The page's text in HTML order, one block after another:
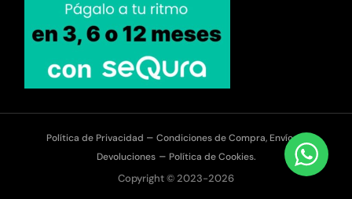
Política de Privacidad – Condiciones de Compra, Envíos y
Devoluciones– Política de Cookies.
Copyright © 2023-2026